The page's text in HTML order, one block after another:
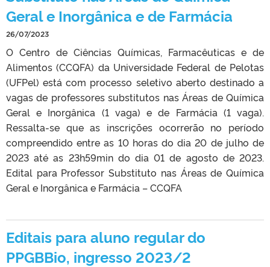
Geral e Inorgânica e de Farmácia
26/07/2023
O Centro de Ciências Químicas, Farmacêuticas e de
Alimentos (CCQFA) da Universidade Federal de Pelotas
(UFPel) está com processo seletivo aberto destinado a
vagas de professores substitutos nas Áreas de Química
Geral e Inorgânica (1 vaga) e de Farmácia (1 vaga).
Ressalta-se que as inscrições ocorrerão no período
compreendido entre as 10 horas do dia 20 de julho de
2023 até as 23h59min do dia 01 de agosto de 2023.
Edital para Professor Substituto nas Áreas de Química
Geral e Inorgânica e Farmácia – CCQFA
Editais para aluno regular do
PPGBBio, ingresso 2023/2